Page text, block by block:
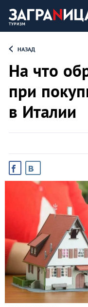
НАЗАД
На что
при
в Италии